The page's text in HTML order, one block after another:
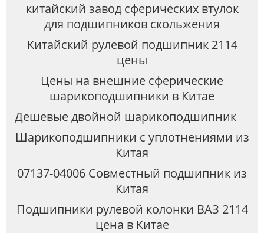
китайский завод сферических втулок
для подшипников скольжения
Китайский рулевой подшипник 2114
цены
Цены на внешние сферические
шарикоподшипники в Китае
Дешевые двойной шарикоподшипник
Шарикоподшипники с уплотнениями из
Китая
07137-04006 Совместный подшипник из
Китая
Подшипники рулевой колонки ВАЗ 2114
цена в Китае